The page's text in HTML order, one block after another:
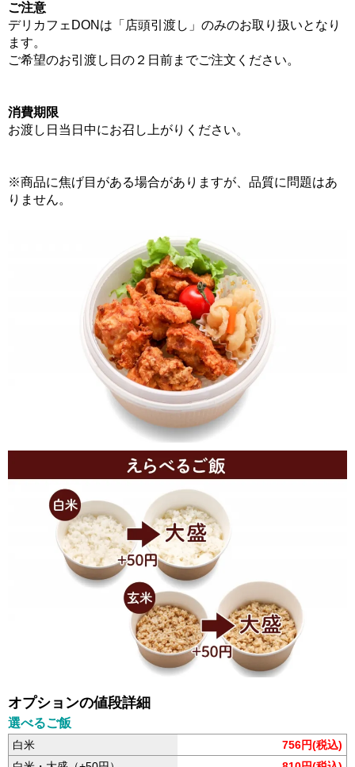
ご注意
デリカフェDONは「店頭引渡し」のみのお取り扱いとなり
ます。
ご希望のお引渡し日の２日前までご注文ください。
消費期限
お渡し日当日中にお召し上がりください。
※商品に焦げ目がある場合がありますが、品質に問題はあ
りません。
オプションの値段詳細
選べるご飯
白米
756円(税込)